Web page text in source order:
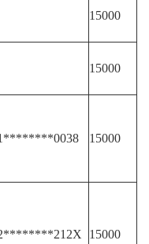
15000
15000
15000
15000